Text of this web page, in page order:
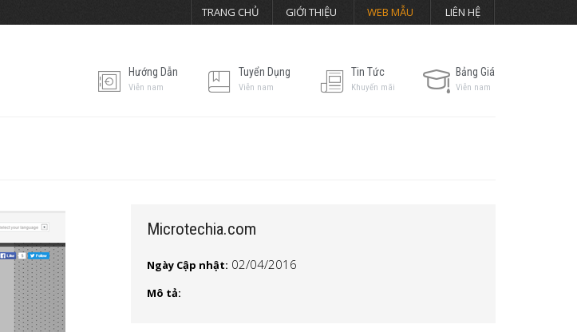
TRANG CHỦ GIỚI THIỆU WEB MẪU LIÊN HỆ
Hướng Dẫn
Viễn nam
Tuyển Dụng
Viễn nam
Tin Tức
Khuyến mãi
Bảng Giá
Viễn nam
Microtechia.com
Ngày Cập nhật: 02/04/2016
Mô tả: